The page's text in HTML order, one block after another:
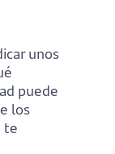
unos
puede
los
te